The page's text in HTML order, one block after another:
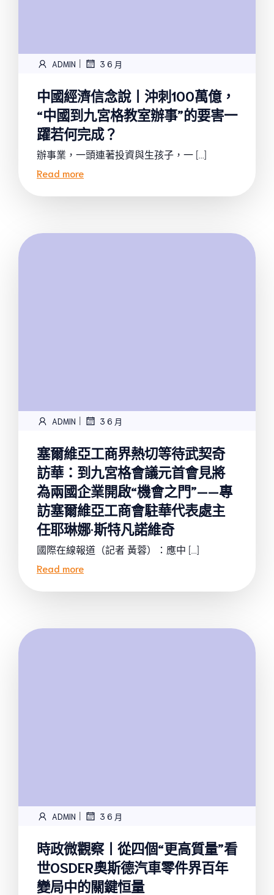
ADMIN | 3 6 月
中國經濟信念說丨沖刺100萬億，
“中國到九宮格教室辦事”的要害一
躍若何完成？
辦事業，一頭連著投資與生孩子，一 […]
Read more
ADMIN | 3 6 月
塞爾維亞工商界熱切等待武契奇
訪華：到九宮格會議元首會見將
為兩國企業開啟“機會之門”——專
訪塞爾維亞工商會駐華代表處主
任耶琳娜·斯特凡諾維奇
國際在線報道（記者 黃蓉）：應中 […]
Read more
ADMIN | 3 6 月
時政微觀察丨從四個“更高質量”看
世OSDER奧斯德汽車零件界百年
變局中的關鍵恒量